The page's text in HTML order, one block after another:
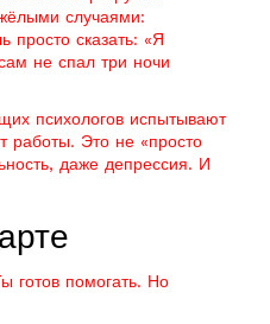
случаями:
сказать: «Я
не спал три ночи
психологов испытывают
работы. Это не «просто
даже депрессия. И
готов помогать. Но